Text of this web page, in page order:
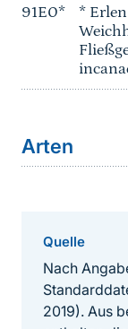
91E0*
*
Arten
Quelle
Nach
2019). Aus